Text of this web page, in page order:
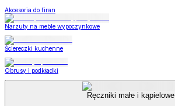
Akcesoria do firan
Narzuty na meble wypoczynkowe
Ściereczki kuchenne
Obrusy i podkładki
Ręczniki małe i kąpielowe